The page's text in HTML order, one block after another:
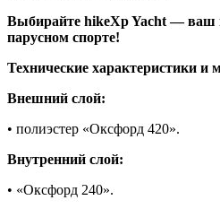
Выбирайте hikeXp Yacht — ваш
парусном спорте!
Технические характеристики и
Внешний слой:
• полиэстер «Оксфорд 420».
Внутренний слой:
• «Оксфорд 240».